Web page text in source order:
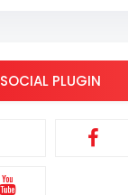
SOCIAL PLUGIN